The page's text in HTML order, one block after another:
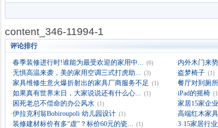
content_346-11994-1
评论排行
·春季装修进行时!谁能为最受欢迎的家用中... (6) · 内外木门来
·无惧高温来袭，美的家用空调三式打虎助... (3) · 盗梦椅子 (1)
·家具维修生意火爆折射出的家具厂商服务不足 (1) ·餐厅对到厕
·如果真有世界末日，大家说说还有什么心... (1) ·iPad的摇椅
· 困死老总不偿命的办公风水 (1) ·家居15家企
·伊拉克利翁Bobiroupoli 幼儿园设计 (1) ·高端红木家
·装修建材标价有多“虚”？标价60元的瓷... (1) ·3·15家居行